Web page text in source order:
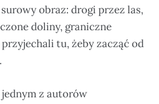
obraz: drogi przez las,
doliny, graniczne
tu, żeby zacząć od
jednym z autorów